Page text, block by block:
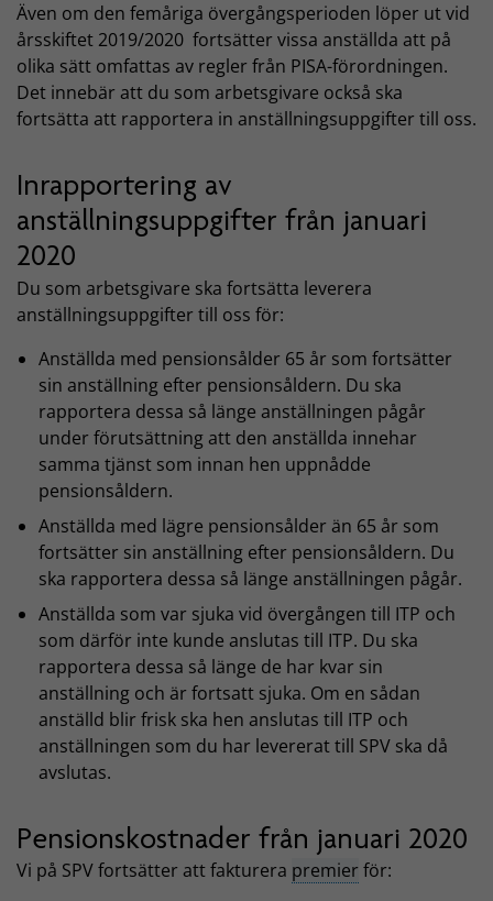
Även om den femåriga övergångsperioden löper ut vid
årsskiftet 2019/2020 fortsätter vissa anställda att på
olika sätt omfattas av regler från PISA-förordningen.
Det innebär att du som arbetsgivare också ska
fortsätta att rapportera in anställningsuppgifter till oss.
Inrapportering av
anställningsuppgifter från januari
2020
Du som arbetsgivare ska fortsätta leverera
anställningsuppgifter till oss för:
Anställda med pensionsålder 65 år som fortsätter
sin anställning efter pensionsåldern. Du ska
rapportera dessa så länge anställningen pågår
under förutsättning att den anställda innehar
samma tjänst som innan hen uppnådde
pensionsåldern.
Anställda med lägre pensionsålder än 65 år som
fortsätter sin anställning efter pensionsåldern. Du
ska rapportera dessa så länge anställningen pågår.
Anställda som var sjuka vid övergången till ITP och
som därför inte kunde anslutas till ITP. Du ska
rapportera dessa så länge de har kvar sin
anställning och är fortsatt sjuka. Om en sådan
anställd blir frisk ska hen anslutas till ITP och
anställningen som du har levererat till SPV ska då
avslutas.
Pensionskostnader från januari 2020
Vi på SPV fortsätter att fakturera premier för: